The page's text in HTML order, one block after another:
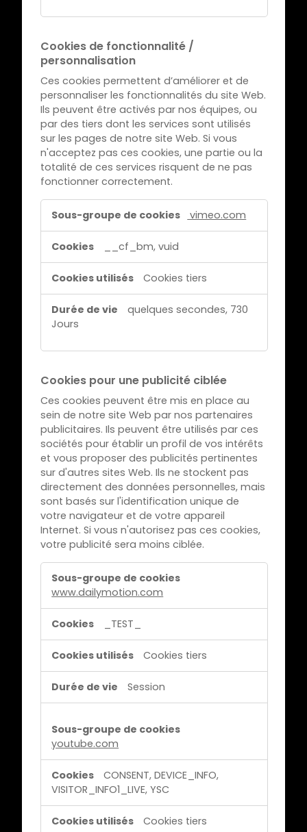
r
c
t
e
m
e
n
t
n
é
c
s
Cookies de fonctionnalité /
personnalisation
Ces cookies permettent d’améliorer et de
personnaliser les fonctionnalités du site Web.
Ils peuvent être activés par nos équipes, ou
par des tiers dont les services sont utilisés
sur les pages de notre site Web. Si vous
n'acceptez pas ces cookies, une partie ou la
totalité de ces services risquent de ne pas
fonctionner correctement.
k
e
o
n
c
t
i
o
n
n
a
l
i
t
e
s
n
l
a
vimeo.com
__cf_bm, vuid
Cookies tiers
quelques secondes, 730
Jours
Cookies pour une publicité ciblée
Ces cookies peuvent être mis en place au
sein de notre site Web par nos partenaires
publicitaires. Ils peuvent être utilisés par ces
sociétés pour établir un profil de vos intérêts
et vous proposer des publicités pertinentes
sur d'autres sites Web. Ils ne stockent pas
directement des données personnelles, mais
sont basés sur l'identification unique de
votre navigateur et de votre appareil
Internet. Si vous n'autorisez pas ces cookies,
votre publicité sera moins ciblée.
o
i
s
o
u
p
www.dailymotion.com
_TEST_
Cookies tiers
Session
youtube.com
CONSENT, DEVICE_INFO,
VISITOR_INFO1_LIVE, YSC
Cookies tiers